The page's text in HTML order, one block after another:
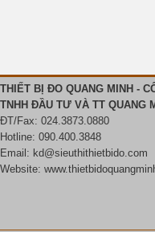
THIẾT BỊ ĐO QUANG MINH -
TNHH ĐẦU TƯ VÀ TT QUANG
ĐT/Fax: 024.3873.0880
Hotline: 090.400.3848
Email: kd@sieuthithietbido.com
Website: